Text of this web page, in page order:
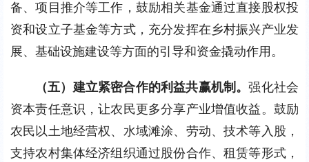
备、项目推介等工作，鼓励相关基金通过直接股权投
资和设立子基金等方式，充分发挥在乡村振兴产业发
展、基础设施建设等方面的引导和资金撬动作用。
（五）建立紧密合作的利益共赢机制。强化社会
资本责任意识，让农民更多分享产业增值收益。鼓励
农民以土地经营权、水域滩涂、劳动、技术等入股，
支持农村集体经济组织通过股份合作、租赁等形式，